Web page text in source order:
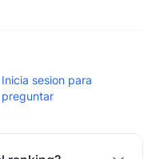
Inicia sesion para
preguntar